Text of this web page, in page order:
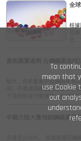
To
mean that
use Cookie
out
全
根
元
額大，但多數集中在鋼鐵本業
弱，不易成為鋼鐵業上游在東
下游的投資可能潰散。如何穩
升達至少10%。 目前東南亞